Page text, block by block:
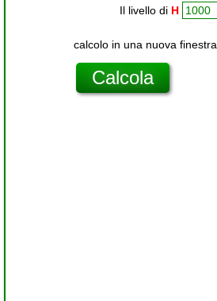
Il livello di H
calcolo in una nuova finestra